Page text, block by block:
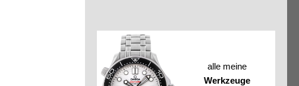
alle meine
Werkzeuge